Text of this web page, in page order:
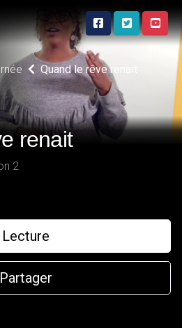
Quand le rêve renait
renait
2
Lecture
Partager